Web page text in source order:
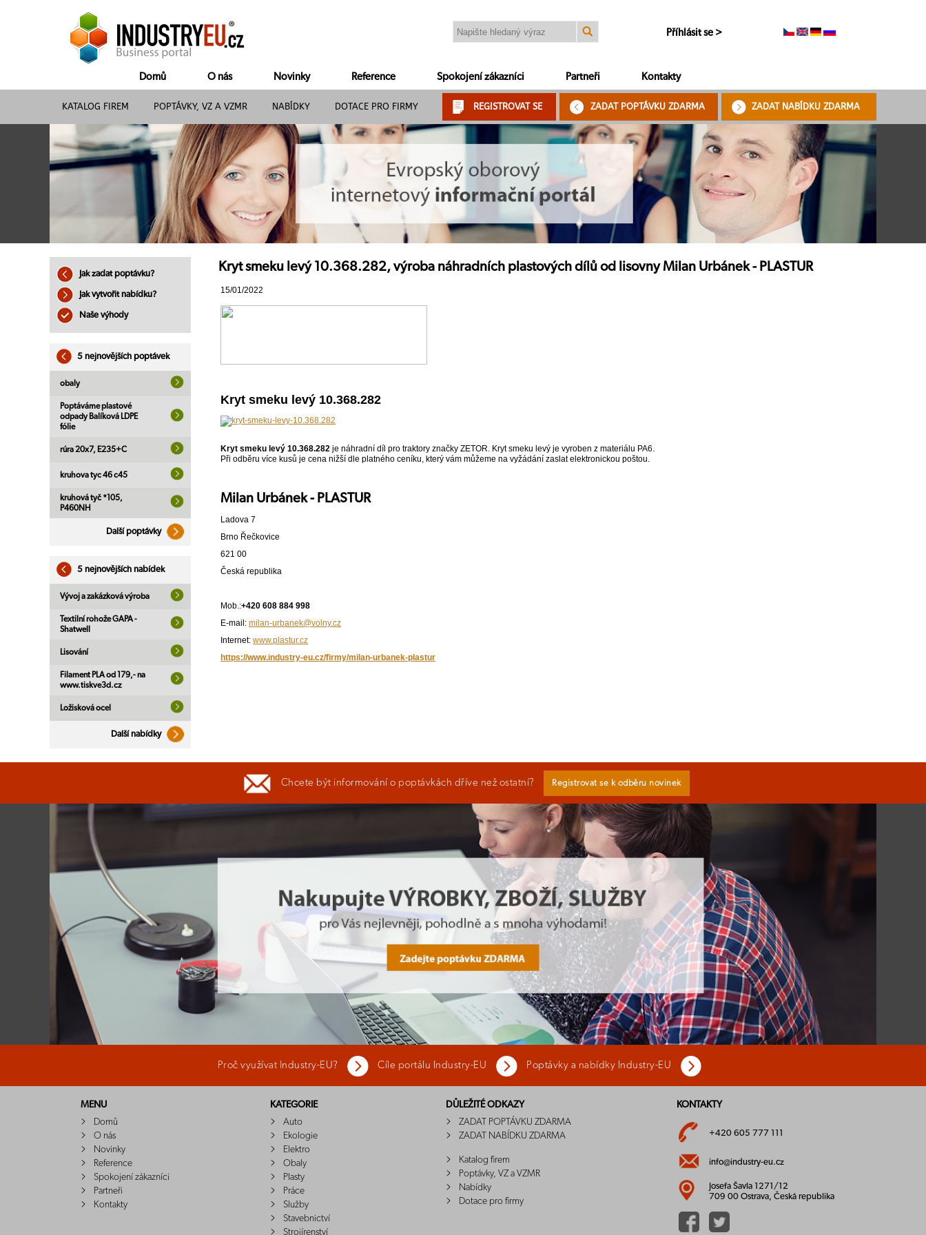
Příhlásit se >
Domů O nás Novinky Reference Spokojení zákazníci Partneři Kontakty
KATALOG FIREM POPTÁVKY, VZ A VZMR NABÍDKY DOTACE PRO FIRMY REGISTROVAT SE ZADAT POPTÁVKU ZDARMA ZADAT NABÍDKU ZDARMA
Jak zadat poptávku?
Jak vytvořit nabídku?
Naše výhody
5 nejnovějších poptávek
obaly
Poptáváme plastové
odpady Balíková LDPE
fólie
rúra 20x7, E235+C
kruhova tyc 46 c45
kruhová tyč *105,
P460NH
Další poptávky
5 nejnovějších nabídek
Vývoj a zakázková výroba
Textilní rohože GAPA -
Shatwell
Lisování
Filament PLA od 179,- na
www.tiskve3d.cz
Ložisková ocel
Další nabídky
Kryt smeku levý 10.368.282, výroba náhradních plastových dílů od lisovny Milan Urbánek - PLASTUR
15/01/2022
Kryt smeku levý 10.368.282
Kryt smeku levý 10.368.282 je náhradní díl pro traktory značky ZETOR. Kryt smeku levý je vyroben z materiálu PA6.
Při odběru více kusů je cena nižší dle platného ceníku, který vám můžeme na vyžádání zaslat elektronickou poštou.
Milan Urbánek - PLASTUR
Ladova 7
Brno Řečkovice
621 00
Česká republika
Mob.:+420 608 884 998
E-mail: milan-urbanek@volny.cz
Internet: www.plastur.cz
https://www.industry-eu.cz/firmy/milan-urbanek-plastur
Chcete být informování o poptávkách dříve než ostatní? Registrovat se k odběru novinek
Proč využívat Industry-EU? Cíle portálu Industry-EU Poptávky a nabídky Industry-EU
MENU
Domů
O nás
Novinky
Reference
Spokojení zákazníci
Partneři
Kontakty
KATEGORIE
Auto
Ekologie
Elektro
Obaly
Plasty
Práce
Služby
Stavebnictví
Strojírenství
DŮLEŽITÉ ODKAZY
ZADAT POPTÁVKU ZDARMA
ZADAT NABÍDKU ZDARMA
Katalog firem
Poptávky, VZ a VZMR
Nabídky
Dotace pro firmy
KONTAKTY
+420 605 777 111
info@industry-eu.cz
Josefa Šavla 1271/12
709 00 Ostrava, Česká republika